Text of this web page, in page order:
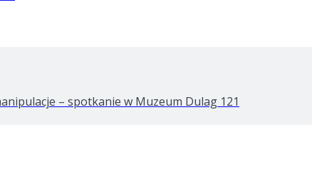
– spotkanie w Muzeum Dulag 121